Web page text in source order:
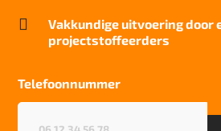
Brandwerend
Bfl-S1
CC1A5FAA
Project gebruik
sterk

Vakkundige uitvoering door
projectstoffeerders
Telefoonnummer